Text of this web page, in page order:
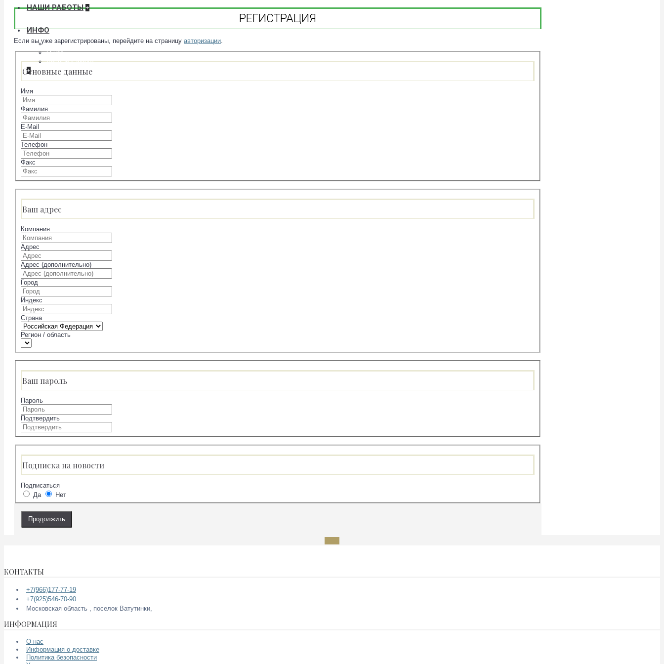
НАШИ РАБОТЫ +
ИНФО
Условия соглашения
О нас
Личный кабинет
+
РЕГИСТРАЦИЯ
Если вы уже зарегистрированы, перейдите на страницу авторизации
Основные данные
Имя
Фамилия
E-Mail
Телефон
Факс
Ваш адрес
Компания
Адрес
Адрес (дополнительно)
Город
Индекс
Страна
Регион / область
Ваш пароль
Пароль
Подтвердить
Подписка на новости
Подписаться
Да
Нет
КОНТАКТЫ
+7(966)177-77-19
+7(925)546-70-90
Московская область , поселок Ватутинки,
ИНФОРМАЦИЯ
О нас
Информация о доставке
Политика безопасности